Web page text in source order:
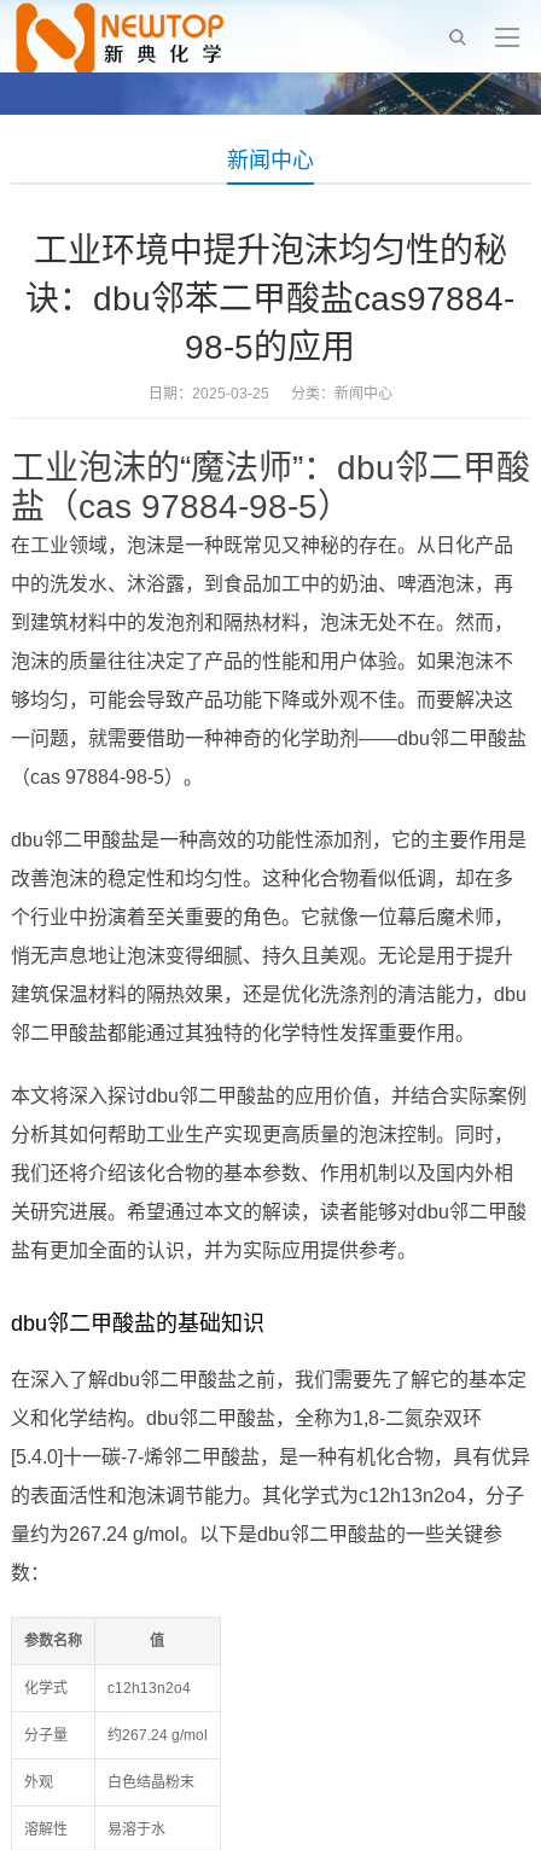
新闻中心
工业环境中提升泡沫均匀性的秘
诀：dbu邻苯二甲酸盐cas97884-
98-5的应用
日期：2025-03-25 分类： 新闻中心
工业泡沫的“魔法师”：dbu邻二甲酸
盐（cas 97884-98-5）
在工业领域，泡沫是一种既常见又神秘的存在。从日化产品
中的洗发水、沐浴露，到食品加工中的奶油、啤酒泡沫，再
到建筑材料中的发泡剂和隔热材料，泡沫无处不在。然而，
泡沫的质量往往决定了产品的性能和用户体验。如果泡沫不
够均匀，可能会导致产品功能下降或外观不佳。而要解决这
一问题，就需要借助一种神奇的化学助剂——dbu邻二甲酸盐
（cas 97884-98-5）。
dbu邻二甲酸盐是一种高效的功能性添加剂，它的主要作用是
改善泡沫的稳定性和均匀性。这种化合物看似低调，却在多
个行业中扮演着至关重要的角色。它就像一位幕后魔术师，
悄无声息地让泡沫变得细腻、持久且美观。无论是用于提升
建筑保温材料的隔热效果，还是优化洗涤剂的清洁能力，dbu
邻二甲酸盐都能通过其独特的化学特性发挥重要作用。
本文将深入探讨dbu邻二甲酸盐的应用价值，并结合实际案例
分析其如何帮助工业生产实现更高质量的泡沫控制。同时，
我们还将介绍该化合物的基本参数、作用机制以及国内外相
关研究进展。希望通过本文的解读，读者能够对dbu邻二甲酸
盐有更加全面的认识，并为实际应用提供参考。
dbu邻二甲酸盐的基础知识
在深入了解dbu邻二甲酸盐之前，我们需要先了解它的基本定
义和化学结构。dbu邻二甲酸盐，全称为1,8-二氮杂双环
[5.4.0]十一碳-7-烯邻二甲酸盐，是一种有机化合物，具有优异
的表面活性和泡沫调节能力。其化学式为c12h13n2o4，分子
量约为267.24 g/mol。以下是dbu邻二甲酸盐的一些关键参
数：
参数名称 值
化学式 c12h13n2o4
分子量 约267.24 g/mol
外观 白色结晶粉末
溶解性 易溶于水